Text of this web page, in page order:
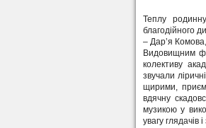
Теплу
благодійного
– Дар’я
Видовищним
колективу
звучали
щирими,
вдячну
музикою у
увагу